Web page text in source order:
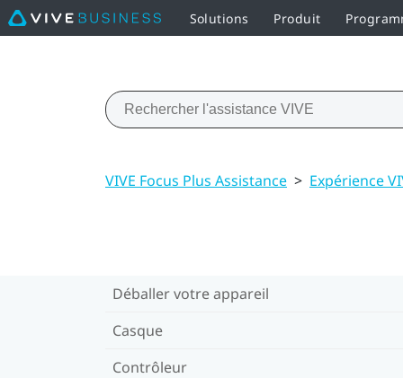
Solutions Produit
VIVE Focus Plus Assistance > Expérience
Déballer votre appareil
Casque
Contrôleur